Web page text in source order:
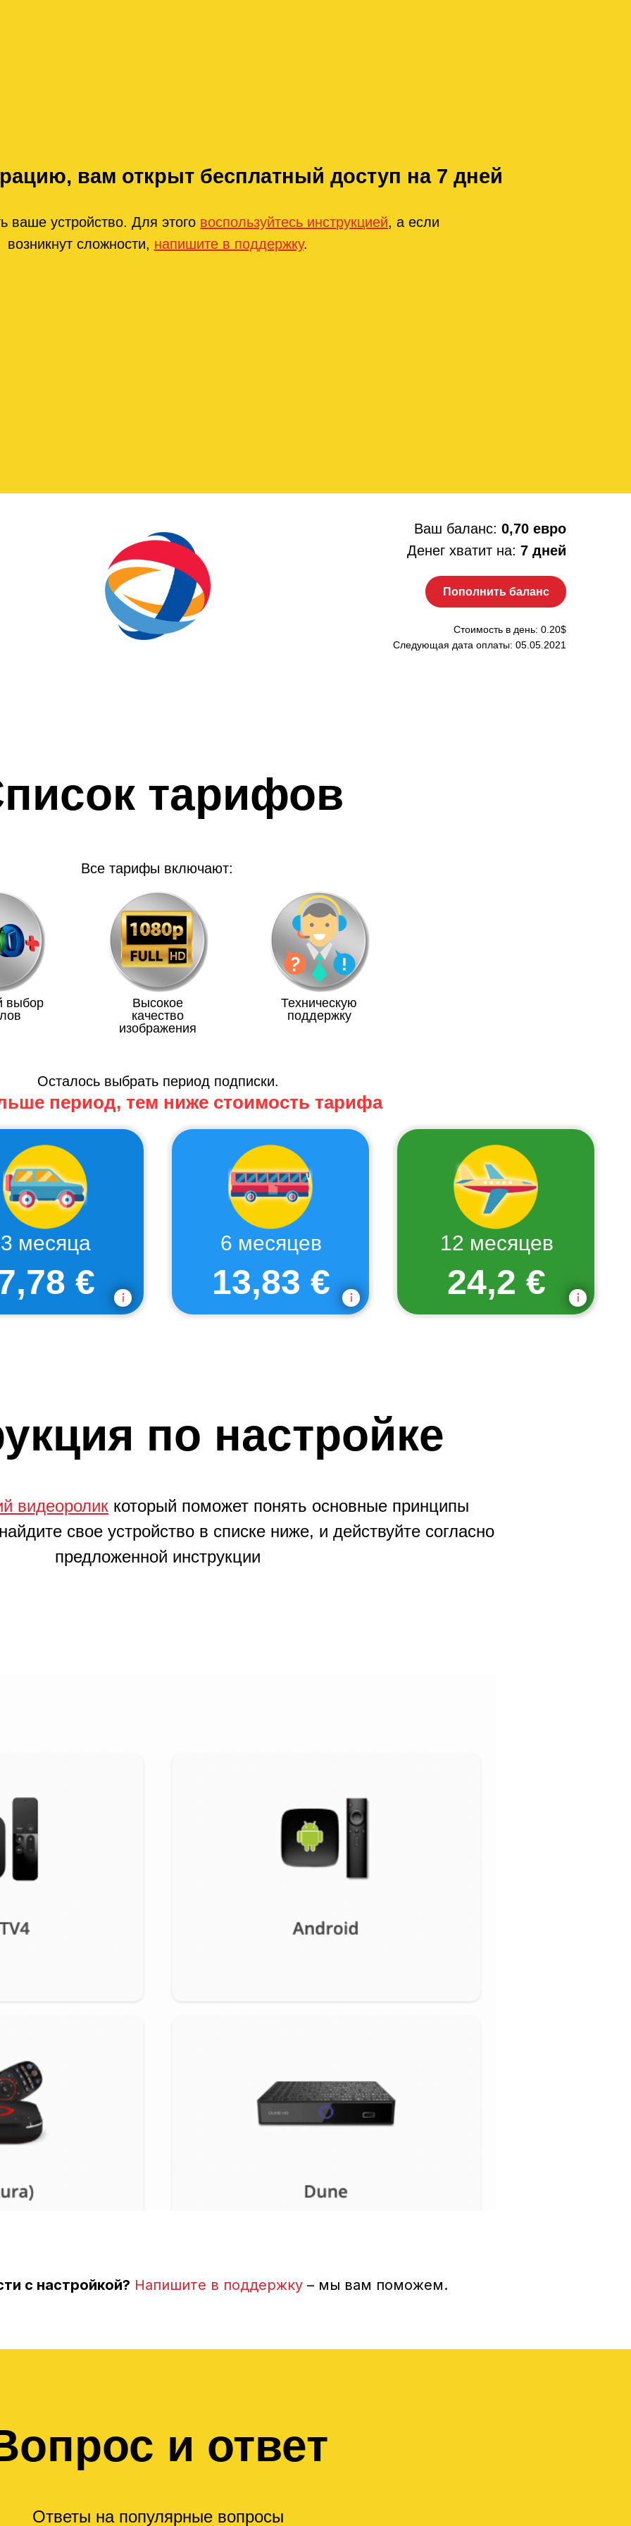
вам открыт бесплатный доступ на 7 дней
ваше устройство. Для этого воспользуйтесь инструкцией, а если
возникнут сложности, напишите в поддержку.
Ваш баланс: 0,70 евро
Денег хватит на: 7 дней
Стоимость в день: 0.20$
Следующая дата оплаты: 05.05.2021
Пополнить баланс
тарифов
Все тарифы включают:
Осталось выбрать период подписки.
период, тем ниже стоимость тарифа
выбор
Высокое
качество
изображения
Техническую
поддержку
3 месяца 6 месяцев 12 месяцев
€ 13,83 € 24,2 €
по настройке
видеоролик который поможет понять основные принципы
свое устройство в списке ниже, и действуйте согласно
предложенной инструкции
с настройкой? Напишите в поддержку – мы вам поможем.
и ответ
Ответы на популярные вопросы